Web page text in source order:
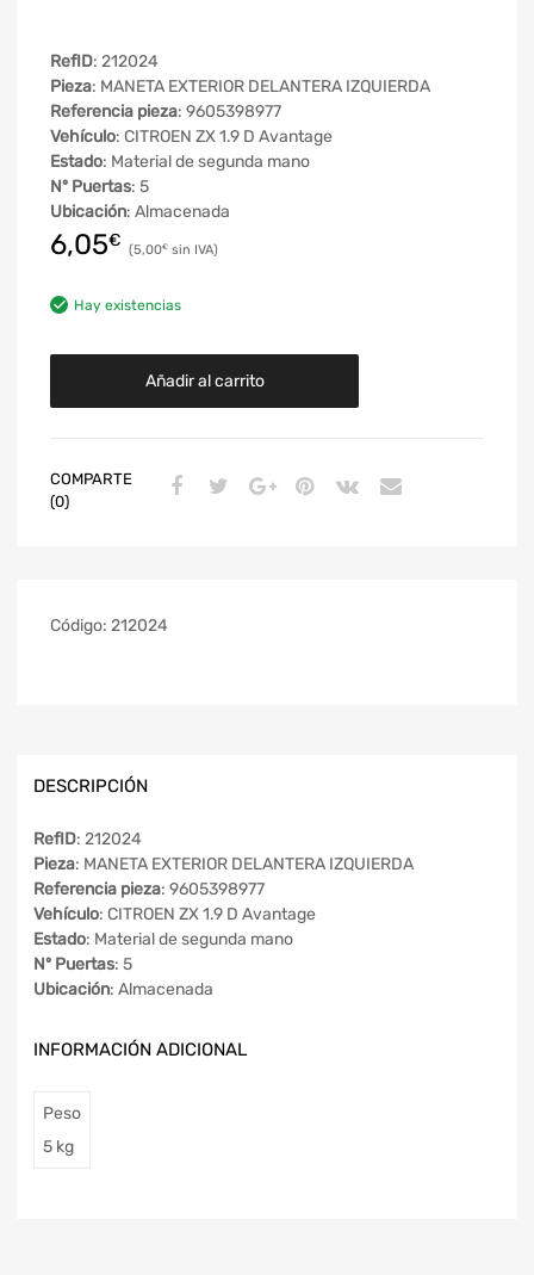
RefID: 212024
Pieza: MANETA EXTERIOR DELANTERA IZQUIERDA
Referencia pieza: 9605398977
Vehículo: CITROEN ZX 1.9 D Avantage
Estado: Material de segunda mano
Nº Puertas: 5
Ubicación: Almacenada
6,05€ 5,00€
Hay existencias
Añadir al carrito
COMPARTE
(0)
Código: 212024
DESCRIPCIÓN
RefID: 212024
Pieza: MANETA EXTERIOR DELANTERA IZQUIERDA
Referencia pieza: 9605398977
Vehículo: CITROEN ZX 1.9 D Avantage
Estado: Material de segunda mano
Nº Puertas: 5
Ubicación: Almacenada
INFORMACIÓN ADICIONAL
Peso
5 kg